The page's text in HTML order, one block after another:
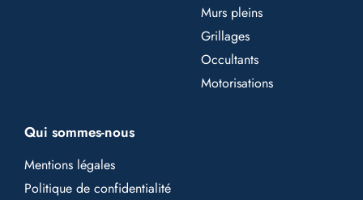
Murs pleins
Grillages
Occultants
Motorisations
Qui sommes-nous
Mentions légales
Politique de confidentialité